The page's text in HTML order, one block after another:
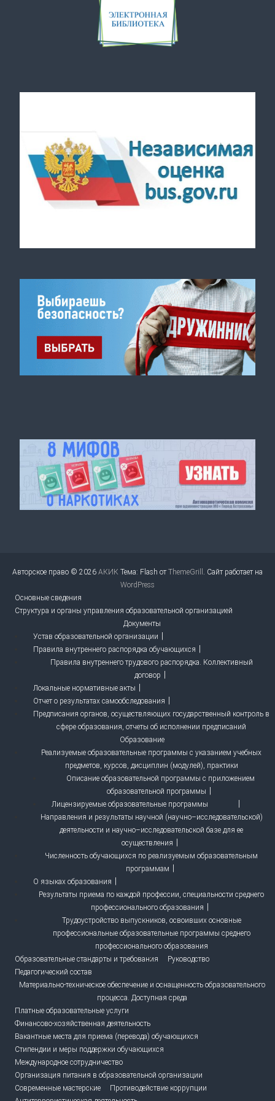
Авторское право © 2026 АКИК Тема: Flash отThemeGrill . Сайт работает на
WordPress
Основные сведения
Структура и органы управления образовательной организацией
Документы
Устав образовательной организации
Правила внутреннего распорядка обучающихся
Правила внутреннего трудового распорядка. Коллективный
договор
Локальные нормативные акты
Отчет о результатах самообследования
Предписания органов, осуществляющих государственный контроль в
сфере образования, отчеты об исполнении предписаний
Образование
Реализуемые образовательные программы с указанием учебных
предметов, курсов, дисциплин (модулей), практики
Описание образовательной программы с приложением
образовательной программы
Лицензируемые образовательные программы
Направления и результаты научной (научно–исследовательской)
деятельности и научно–исследовательской базе для ее
осуществления
Численность обучающихся по реализуемым образовательным
программам
О языках образования
Результаты приема по каждой профессии, специальности среднего
профессионального образования
Трудоустройство выпускников, освоивших основные
профессиональные образовательные программы среднего
профессионального образования
Образовательные стандарты и требования
Руководство
Педагогический состав
Материально-техническое обеспечение и оснащенность образовательного
процесса. Доступная среда
Платные образовательные услуги
Финансово-хозяйственная деятельность
Вакантные места для приема (перевода) обучающихся
Стипендии и меры поддержки обучающихся
Международное сотрудничество
Организация питания в образовательной организации
Современные мастерские
Противодействие коррупции